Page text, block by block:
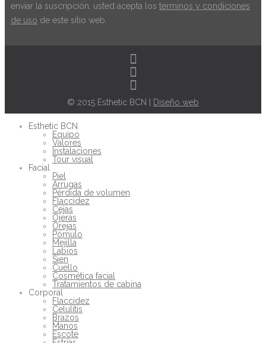
enviar la suscripción, usted acepta los terminos y condiciones
de uso de este sitio web.
© 2015 Esthetic BCN | Diseño web
Esthetic BCN
Equipo
Valores
Instalaciones
Tour visual
Facial
Piel
Arrugas
Pérdida de volumen
Flaccidez
Cejas
Ojeras
Orejas
Pómulo
Mejilla
Labios
Sien
Cuello
Cosmética facial
Tratamientos de cabina
Corporal
Flaccidez
Celulitis
Brazos
Manos
Escote